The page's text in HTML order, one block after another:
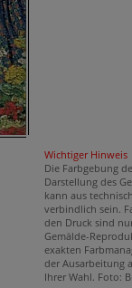
Wichtiger Hinweis
Die Farbgebung
Darstellung des
kann aus
verbindlich sein.
den Druck sind
Gemälde-
exakten
der Ausarbeitung
Ihrer Wahl. Foto: